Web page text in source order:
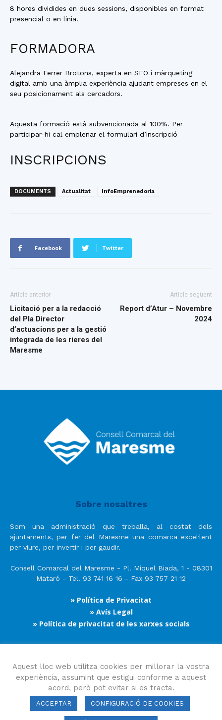
8 hores dividides en dues sessions, disponibles en format
presencial o en línia.
FORMADORA
Alejandra Ferrer Brotons, experta en SEO i màrqueting
digital amb una àmplia experiència ajudant empreses en el
seu posicionament als cercadors.
Aquesta formació està subvencionada al 100%. Per
participar-hi cal emplenar el formulari d’inscripció
INSCRIPCIONS
DOCUMENTS Actualitat InfoEmprenedoria
Facebook Twitter
Article anterior
Licitació per a la redacció
del Pla Director
d’actuacions per a la gestió
integrada de les rieres del
Maresme
Article següent
Report d’Atur – Novembre
2024
Sobre nosaltres
Som una administració que treballa, al costat dels
ajuntaments, per fer del Maresme una comarca excel·lent
per viure, per invertir i per gaudir.
Consell Comarcal del Maresme - Pl. Miquel Biada, 1 - 08301
Mataró - Tel. 93 741 16 16 - Fax 93 757 21 12
» Política de Privacitat
» Avís Legal
» Política de privacitat de les xarxes socials
Segueix-nos
Aquest lloc web utilitza cookies per millorar la vostra
experiència, assumint que estigui conforme a aquest
acord, però pot evitar si es tracta.
ACCEPTAR CONFIGURACIÓ DE COOKIES